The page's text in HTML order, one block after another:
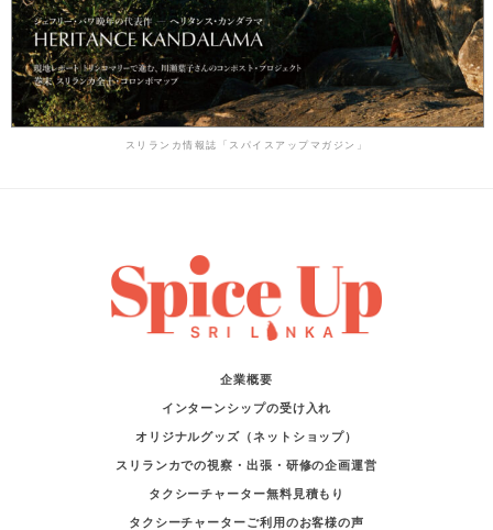
スリランカ情報誌「スパイスアップマガジン」
企業概要
インターンシップの受け入れ
オリジナルグッズ（ネットショップ）
スリランカでの視察・出張・研修の企画運営
タクシーチャーター無料見積もり
タクシーチャーターご利用のお客様の声